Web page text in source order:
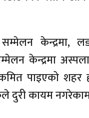
सम्मेलन केन्द्रमा,
केन्द्रमा
पाइएको शहर
दुरी कायम